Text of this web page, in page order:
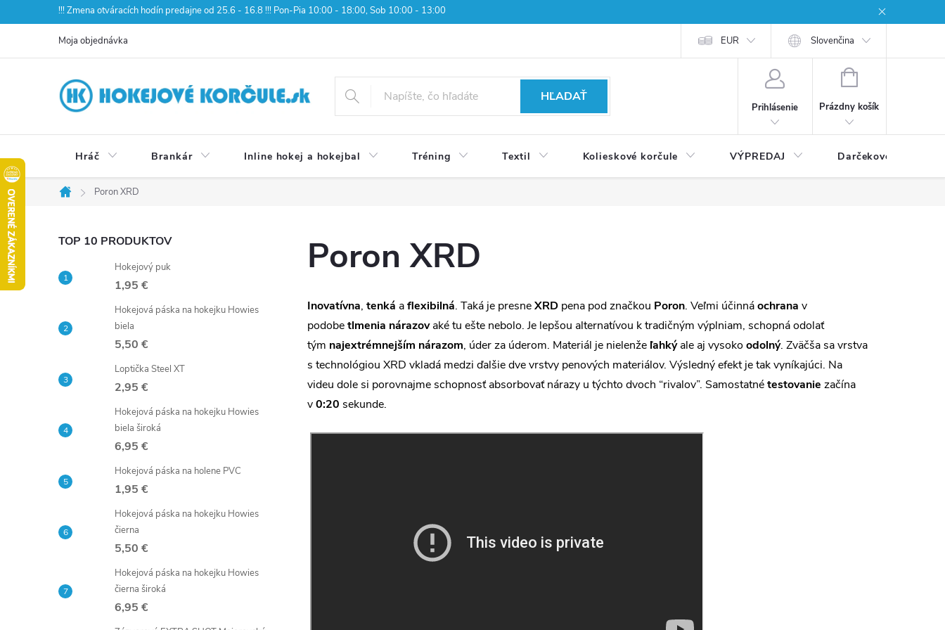
na
!!! Zmena otváracích hodín predajne od 25.6 - 16.8 !!! Pon-Pia 10:00 - 18:00, Sob 10:00 - 13:00
Moja objednávka EUR Slovenčina
HĽADAŤ
Prihlásenie
NÁKUPNÝ
Prázdny košík
Hráč Brankár Inline hokej a hokejbal Tréning Textil Kolieskové korčule VÝPREDAJ Darčekové poukážky
Domov
Poron XRD
B
o
č
ý
p
n
e
TOP 10 PRODUKTOV
Hokejový puk
1,95 €
Hokejová páska na hokejku Howies
biela
5,50 €
Loptička Steel XT
2,95 €
Hokejová páska na hokejku Howies
biela široká
6,95 €
Hokejová páska na holene PVC
1,95 €
Hokejová páska na hokejku Howies
čierna
5,50 €
Hokejová páska na hokejku Howies
čierna široká
6,95 €
Poron XRD
Inovatívna, tenká aflexibilná. Taká je presneXRD pena pod značkou Poron. Veľmi účinnáochrana v
podobetlmenia nárazov aké tu ešte nebolo. Je lepšou alternatívou k tradičným výplniam, schopná odolať
tým najextrémnejším nárazom, úder za úderom. Materiál je nielenže ľahký ale aj vysoko odolný. Zväčša sa vrstva
s technológiou XRD vkladá medzi ďalšie dve vrstvy penových materiálov. Výsledný efekt je tak vyníkajúci. Na
videu dole si porovnajme schopnosť absorbovať nárazy u týchto dvoch “rivalov”. Samostatnétestovanie začína
v0:20 sekunde.